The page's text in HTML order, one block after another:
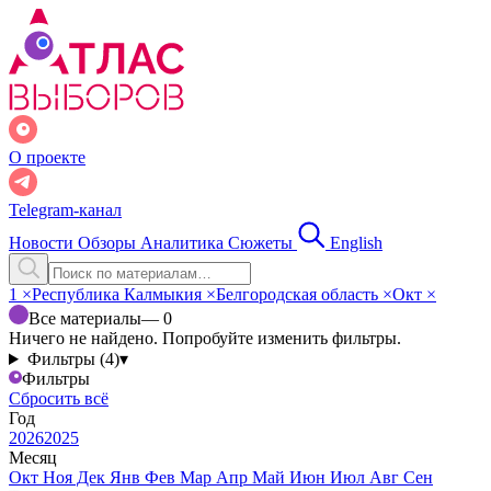
О проекте
Telegram-канал
Новости Обзоры Аналитика Сюжеты English
1 ×Республика Калмыкия ×Белгородская область ×Окт ×
Все материалы— 0
Ничего не найдено. Попробуйте изменить фильтры.
Фильтры (4)▾
Фильтры
Сбросить всё
Год
20262025
Месяц
Окт Ноя Дек Янв Фев Мар Апр Май Июн Июл Авг Сен